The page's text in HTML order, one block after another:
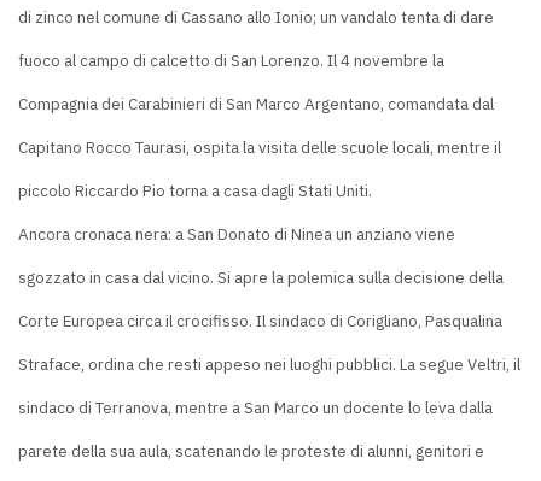
di zinco nel comune di Cassano allo Ionio; un vandalo tenta di dare
fuoco al campo di calcetto di San Lorenzo. Il 4 novembre la
Compagnia dei Carabinieri di San Marco Argentano, comandata dal
Capitano Rocco Taurasi, ospita la visita delle scuole locali, mentre il
piccolo Riccardo Pio torna a casa dagli Stati Uniti.
Ancora cronaca nera: a San Donato di Ninea un anziano viene
sgozzato in casa dal vicino. Si apre la polemica sulla decisione della
Corte Europea circa il crocifisso. Il sindaco di Corigliano, Pasqualina
Straface, ordina che resti appeso nei luoghi pubblici. La segue Veltri, il
sindaco di Terranova, mentre a San Marco un docente lo leva dalla
parete della sua aula, scatenando le proteste di alunni, genitori e